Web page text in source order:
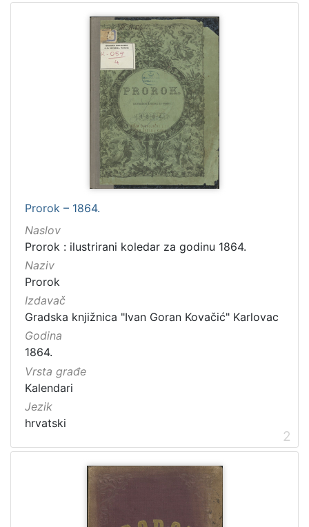
1864.
2
Prorok – 1864.
Naslov
Prorok : ilustrirani koledar za godinu 1864.
Naziv
Prorok
Izdavač
Gradska knjižnica "Ivan Goran Kovačić" Karlovac
Godina
1864.
Vrsta građe
Kalendari
Jezik
hrvatski
2